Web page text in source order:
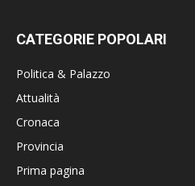
CATEGORIE POPOLARI
Politica & Palazzo
Attualità
Cronaca
Provincia
Prima pagina